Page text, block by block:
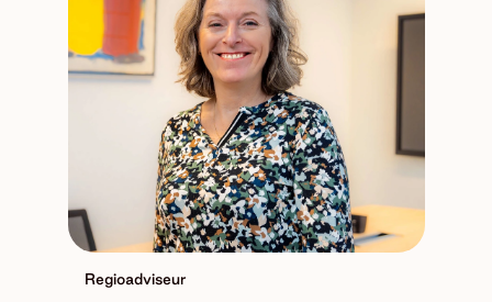
Regioadviseur